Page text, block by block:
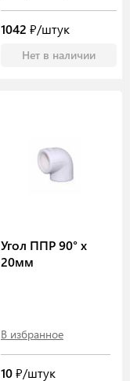
1042 ₽/штук
Нет в наличии
Угол ППР 90° х
20мм
В избранное
10₽/штук